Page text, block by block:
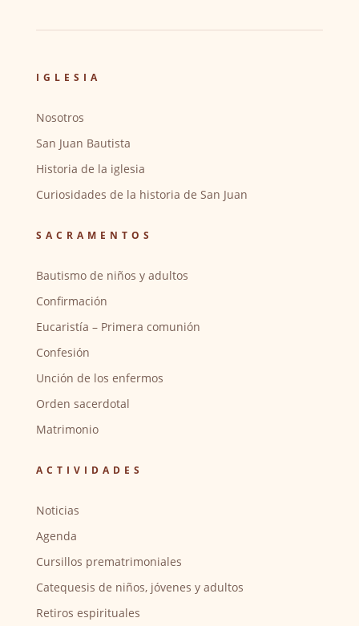
IGLESIA
Nosotros
San Juan Bautista
Historia de la iglesia
Curiosidades de la historia de San Juan
SACRAMENTOS
Bautismo de niños y adultos
Confirmación
Eucaristía – Primera comunión
Confesión
Unción de los enfermos
Orden sacerdotal
Matrimonio
ACTIVIDADES
Noticias
Agenda
Cursillos prematrimoniales
Catequesis de niños, jóvenes y adultos
Retiros espirituales